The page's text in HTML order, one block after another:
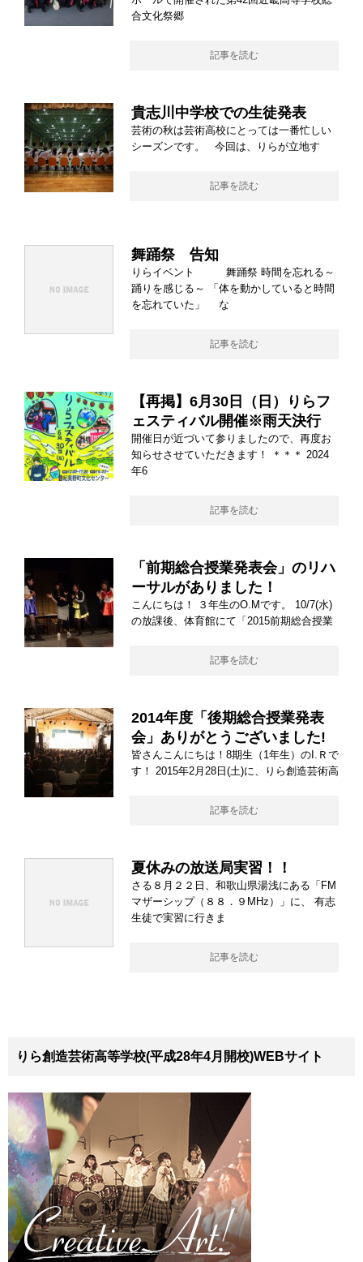
合文化祭郷
記事を読む
貴志川中学校での生徒発表
芸術の秋は芸術高校にとっては一番忙しい
シーズンです。 今回は、りらが立地す
記事を読む
舞踊祭 告知
りらイベント 舞踊祭 時間を忘れる～
踊りを感じる～ 「体を動かしていると時間
を忘れていた」 な
記事を読む
【再掲】6月30日（日）りらフ
ェスティバル開催※雨天決行
開催日が近づいて参りましたので、再度お
知らせさせていただきます！ ＊＊＊ 2024
年6
記事を読む
「前期総合授業発表会」のリハ
ーサルがありました！
こんにちは！ ３年生のO.Mです。 10/7(水)
の放課後、体育館にて「2015前期総合授業
記事を読む
2014年度「後期総合授業発表
会」ありがとうございました!
皆さんこんにちは！8期生（1年生）のI.Ｒで
す！ 2015年2月28日(土)に、りら創造芸術高
記事を読む
夏休みの放送局実習！！
さる８月２２日、和歌山県湯浅にある「FM
マザーシップ（８８．９MHz）」に、 有志
生徒で実習に行きま
記事を読む
りら創造芸術高等学校(平成28年4月開校)WEBサイト